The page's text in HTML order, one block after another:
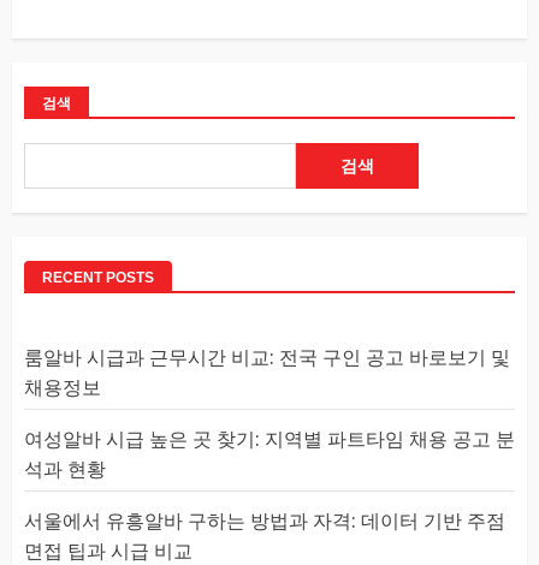
검색
검색
RECENT POSTS
룸알바 시급과 근무시간 비교: 전국 구인 공고 바로보기 및
채용정보
여성알바 시급 높은 곳 찾기: 지역별 파트타임 채용 공고 분
석과 현황
서울에서 유흥알바 구하는 방법과 자격: 데이터 기반 주점
면접 팁과 시급 비교